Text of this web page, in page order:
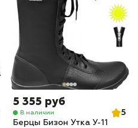
5 355 руб
В наличии
5
Берцы Бизон Утка У-11